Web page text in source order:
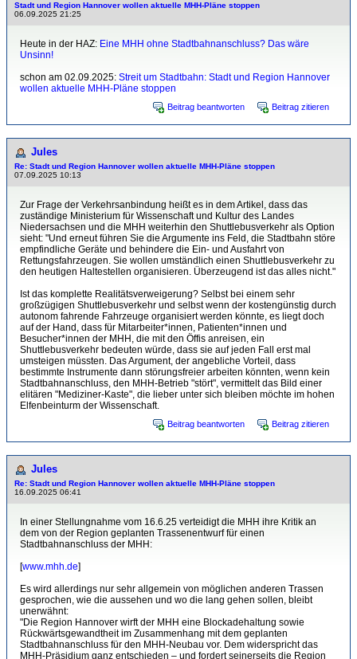
Stadt und Region Hannover wollen aktuelle MHH-Pläne stoppen
06.09.2025 21:25
Heute in der HAZ: Eine MHH ohne Stadtbahnanschluss? Das wäre
Unsinn!
schon am 02.09.2025: Streit um Stadtbahn: Stadt und Region Hannover
wollen aktuelle MHH-Pläne stoppen
Beitrag beantworten Beitrag zitieren
Jules
Re: Stadt und Region Hannover wollen aktuelle MHH-Pläne stoppen
07.09.2025 10:13
Zur Frage der Verkehrsanbindung heißt es in dem Artikel, dass das
zuständige Ministerium für Wissenschaft und Kultur des Landes
Niedersachsen und die MHH weiterhin den Shuttlebusverkehr als Option
sieht: "Und erneut führen Sie die Argumente ins Feld, die Stadtbahn störe
empfindliche Geräte und behindere die Ein- und Ausfahrt von
Rettungsfahrzeugen. Sie wollen umständlich einen Shuttlebusverkehr zu
den heutigen Haltestellen organisieren. Überzeugend ist das alles nicht."
Ist das komplette Realitätsverweigerung? Selbst bei einem sehr
großzügigen Shuttlebusverkehr und selbst wenn der kostengünstig durch
autonom fahrende Fahrzeuge organisiert werden könnte, es liegt doch
auf der Hand, dass für Mitarbeiter*innen, Patienten*innen und
Besucher*innen der MHH, die mit den Öffis anreisen, ein
Shuttlebusverkehr bedeuten würde, dass sie auf jeden Fall erst mal
umsteigen müssten. Das Argument, der angebliche Vorteil, dass
bestimmte Instrumente dann störungsfreier arbeiten könnten, wenn kein
Stadtbahnanschluss, den MHH-Betrieb "stört", vermittelt das Bild einer
elitären "Mediziner-Kaste", die lieber unter sich bleiben möchte im hohen
Elfenbeinturm der Wissenschaft.
Beitrag beantworten Beitrag zitieren
Jules
Re: Stadt und Region Hannover wollen aktuelle MHH-Pläne stoppen
16.09.2025 06:41
In einer Stellungnahme vom 16.6.25 verteidigt die MHH ihre Kritik an
dem von der Region geplanten Trassenentwurf für einen
Stadtbahnanschluss der MHH:
[www.mhh.de]
Es wird allerdings nur sehr allgemein von möglichen anderen Trassen
gesprochen, wie die aussehen und wo die lang gehen sollen, bleibt
unerwähnt:
"Die Region Hannover wirft der MHH eine Blockadehaltung sowie
Rückwärtsgewandtheit im Zusammenhang mit dem geplanten
Stadtbahnanschluss für den MHH-Neubau vor. Dem widerspricht das
MHH-Präsidium ganz entschieden – und fordert seinerseits die Region